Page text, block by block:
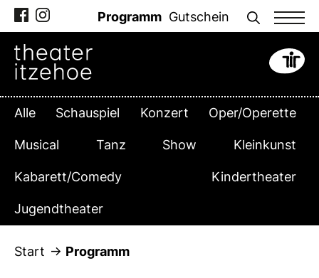
Zum
Inhalt
springen
Programm Gutschein
Alle Schauspiel Konzert Oper/Operette
Musical Tanz Show Kleinkunst
Kabarett/Comedy Kindertheater
Jugendtheater
Start Programm